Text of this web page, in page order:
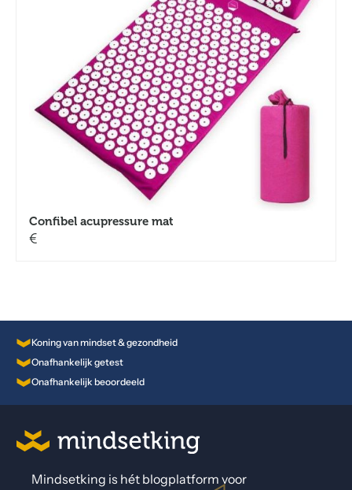
Confibel acupressure mat
€
Koning van mindset & gezondheid
Onafhankelijk getest
Onafhankelijk beoordeeld
Mindsetking is hét blogplatform voor